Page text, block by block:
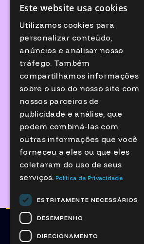
MEDIA PARTNERS
PORTUGUESE
ENGLISH
Este website usa cookies
Utilizamos cookies para
personalizar conteúdo,
anúncios e analisar nosso
tráfego. Também
compartilhamos informações
sobre o uso do nosso site com
nossos parceiros de
publicidade e análise, que
podem combiná-las com
outras informações que você
forneceu a eles ou que eles
coletaram do uso de seus
serviços. Política de Privacidade
ESTRITAMENTE NECESSÁRIOS
DESEMPENHO
DIRECIONAMENTO